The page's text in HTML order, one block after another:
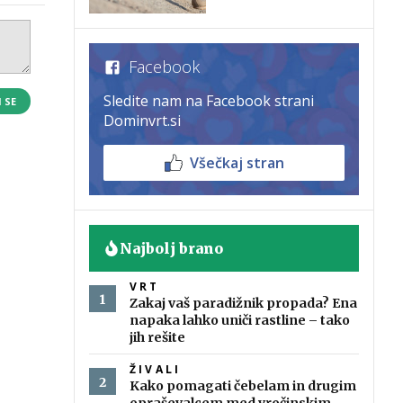
SE
Facebook
Sledite nam na Facebook strani
Dominvrt.si
Všečkaj stran
Najbolj brano
VRT
Zakaj vaš paradižnik propada? Ena
napaka lahko uniči rastline – tako
jih rešite
ŽIVALI
Kako pomagati čebelam in drugim